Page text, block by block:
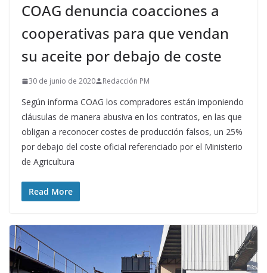
COAG denuncia coacciones a
cooperativas para que vendan
su aceite por debajo de coste
30 de junio de 2020 Redacción PM
Según informa COAG los compradores están imponiendo
cláusulas de manera abusiva en los contratos, en las que
obligan a reconocer costes de producción falsos, un 25%
por debajo del coste oficial referenciado por el Ministerio
de Agricultura
Read More